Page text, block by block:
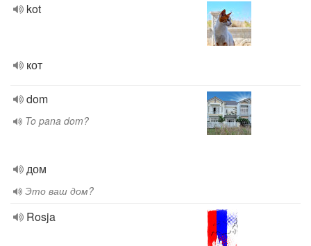
kot
кот
dom
To pana dom?
дом
Это ваш дом?
Rosja